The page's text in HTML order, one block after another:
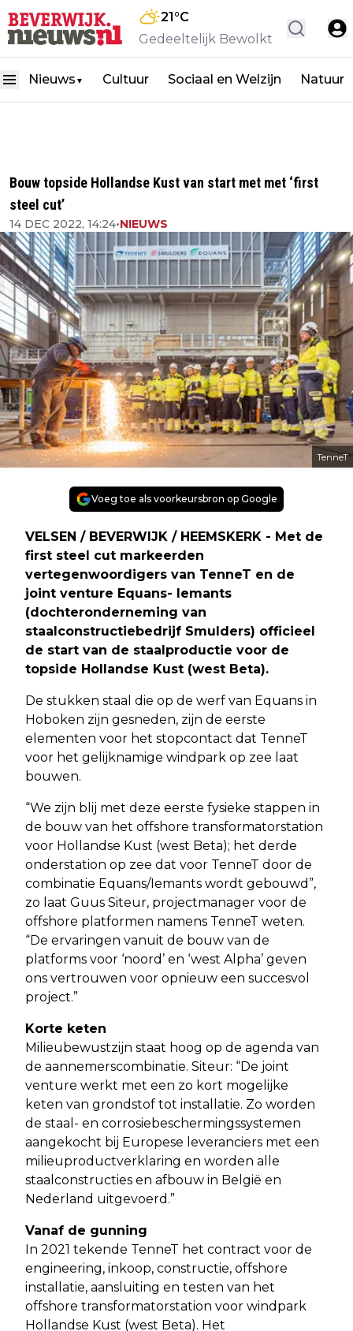
21°C
Gedeeltelijk Bewolkt
Nieuws ▼ Cultuur Sociaal en Welzijn Natuur
Bouw topside Hollandse Kust van start met met ‘first
steel cut’
14 DEC 2022, 14:24•NIEUWS
TenneT
Voeg toe als voorkeursbron op Google
VELSEN / BEVERWIJK / HEEMSKERK - Met de
first steel cut markeerden
vertegenwoordigers van TenneT en de
joint venture Equans- Iemants
(dochteronderneming van
staalconstructiebedrijf Smulders) officieel
de start van de staalproductie voor de
topside Hollandse Kust (west Beta).
De stukken staal die op de werf van Equans in
Hoboken zijn gesneden, zijn de eerste
elementen voor het stopcontact dat TenneT
voor het gelijknamige windpark op zee laat
bouwen.
“We zijn blij met deze eerste fysieke stappen in
de bouw van het offshore transformatorstation
voor Hollandse Kust (west Beta); het derde
onderstation op zee dat voor TenneT door de
combinatie Equans/Iemants wordt gebouwd”,
zo laat Guus Siteur, projectmanager voor de
offshore platformen namens TenneT weten.
“De ervaringen vanuit de bouw van de
platforms voor ‘noord’ en ‘west Alpha’ geven
ons vertrouwen voor opnieuw een succesvol
project.”
Korte keten
Milieubewustzijn staat hoog op de agenda van
de aannemerscombinatie. Siteur: “De joint
venture werkt met een zo kort mogelijke
keten van grondstof tot installatie. Zo worden
de staal- en corrosiebeschermingssystemen
aangekocht bij Europese leveranciers met een
milieuproductverklaring en worden alle
staalconstructies en afbouw in België en
Nederland uitgevoerd.”
Vanaf de gunning
In 2021 tekende TenneT het contract voor de
engineering, inkoop, constructie, offshore
installatie, aansluiting en testen van het
offshore transformatorstation voor windpark
Hollandse Kust (west Beta). Het